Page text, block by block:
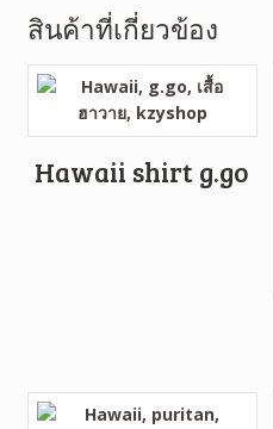
สินค้าที่เกี่ยวข้อง
Hawaii shirt g.go